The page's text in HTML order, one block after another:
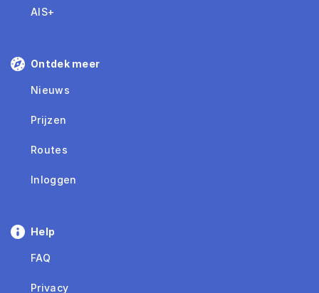
AIS+
Ontdek meer
Nieuws
Prijzen
Routes
Inloggen
Help
FAQ
Privacy